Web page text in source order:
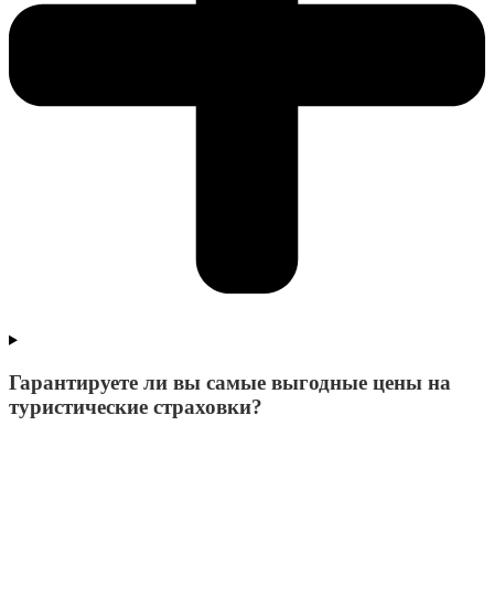
Гарантируете ли вы самые выгодные цены на
туристические страховки?